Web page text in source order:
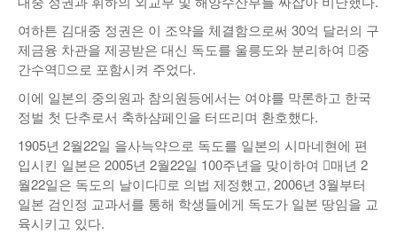
여하튼 김대중 정권은 이 조약을 체결함으로써 30억 달러의 구
제금융 차관을 제공받은 대신 독도를 울릉도와 분리하여 󰡐중
간수역󰡑으로 포함시켜 주었다.
이에 일본의 중의원과 참의원등에서는 여야를 막론하고 한국
정벌 첫 단추로서 축하샴페인을 터뜨리며 환호했다.
1905년 2월22일 을사늑약으로 독도를 일본의 시마네현에 편
입시킨 일본은 2005년 2월22일 100주년을 맞이하여 󰡐매년 2
월22일은 독도의 날이다󰡑로 의법 제정했고, 2006년 3월부터
일본 검인정 교과서를 통해 학생들에게 독도가 일본 땅임을 교
육시키고 있다.